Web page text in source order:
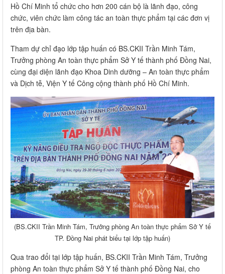
Hồ Chí Minh tổ chức cho hơn 200 cán bộ là lãnh đạo, công
chức, viên chức làm công tác an toàn thực phẩm tại các đơn vị
trên địa bàn.
Tham dự chỉ đạo lớp tập huấn có BS.CKII Trần Minh Tám,
Trưởng phòng An toàn thực phẩm Sở Y tế thành phố Đồng Nai,
cùng đại diện lãnh đạo Khoa Dinh dưỡng – An toàn thực phẩm
và Dịch tễ, Viện Y tế Công cộng thành phố Hồ Chí Minh.
(BS.CKII Trần Minh Tám, Trưởng phòng An toàn thực phẩm Sở Y tế
TP. Đồng Nai phát biểu tại lớp tập huấn)
Qua trao đổi tại lớp tập huấn, BS.CKII Trần Minh Tám, Trưởng
phòng An toàn thực phẩm Sở Y tế thành phố Đồng Nai, cho